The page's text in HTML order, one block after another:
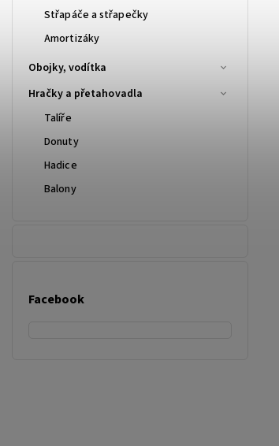
Střapáče a střapečky
Amortizáky
Obojky, vodítka
Hračky a přetahovadla
Talíře
Donuty
Hadice
Balony
Facebook